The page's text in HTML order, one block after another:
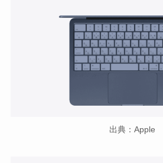
出典：Apple